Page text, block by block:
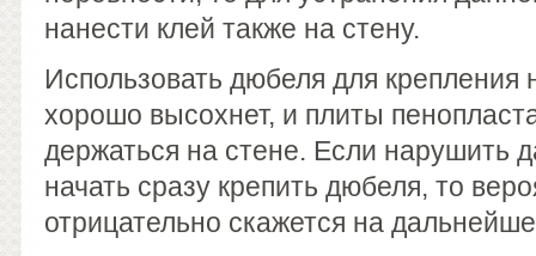
нанести клей также на стену.
Использовать дюбеля для крепления
хорошо высохнет, и плиты
держаться на стене. Если нарушить
начать сразу крепить дюбеля, то
отрицательно скажется на